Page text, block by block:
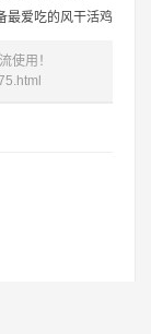
最爱吃的风干活鸡
使用！